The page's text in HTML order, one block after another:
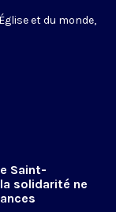
et du monde,
Saint-
solidarité ne